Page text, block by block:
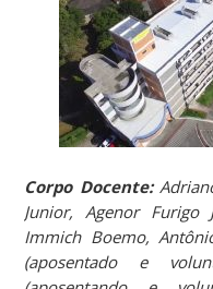
Corpo Docente:
Junior, Agenor Furigo
Immich Boemo,
(aposentado e